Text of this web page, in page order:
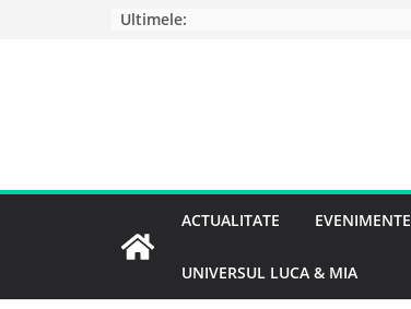
Ultimele:
ACTUALITATE EVENIMENTE
UNIVERSUL LUCA & MIA